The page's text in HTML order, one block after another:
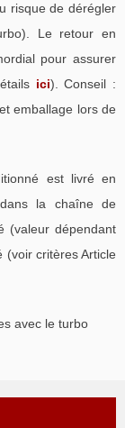
risque de dérégler
Le retour en
pour assurer
ici). Conseil :
emballage lors de
est livré en
la chaîne de
(valeur dépendant
(voir critères Article
avec le turbo